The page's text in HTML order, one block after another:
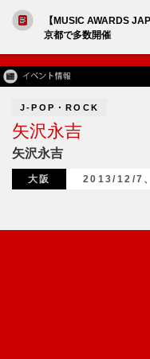
【MUSIC AWARDS
京都で多数開催
J-POP・ROCK
矢沢永吉
矢沢永吉
大阪 2013/12/7